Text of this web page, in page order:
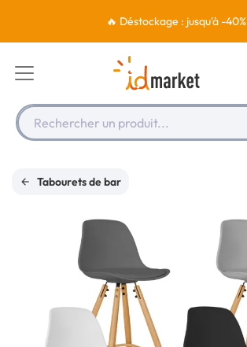
🔥 Déstockage : jusqu'à -40%
Rechercher un produit...
Tabourets de bar